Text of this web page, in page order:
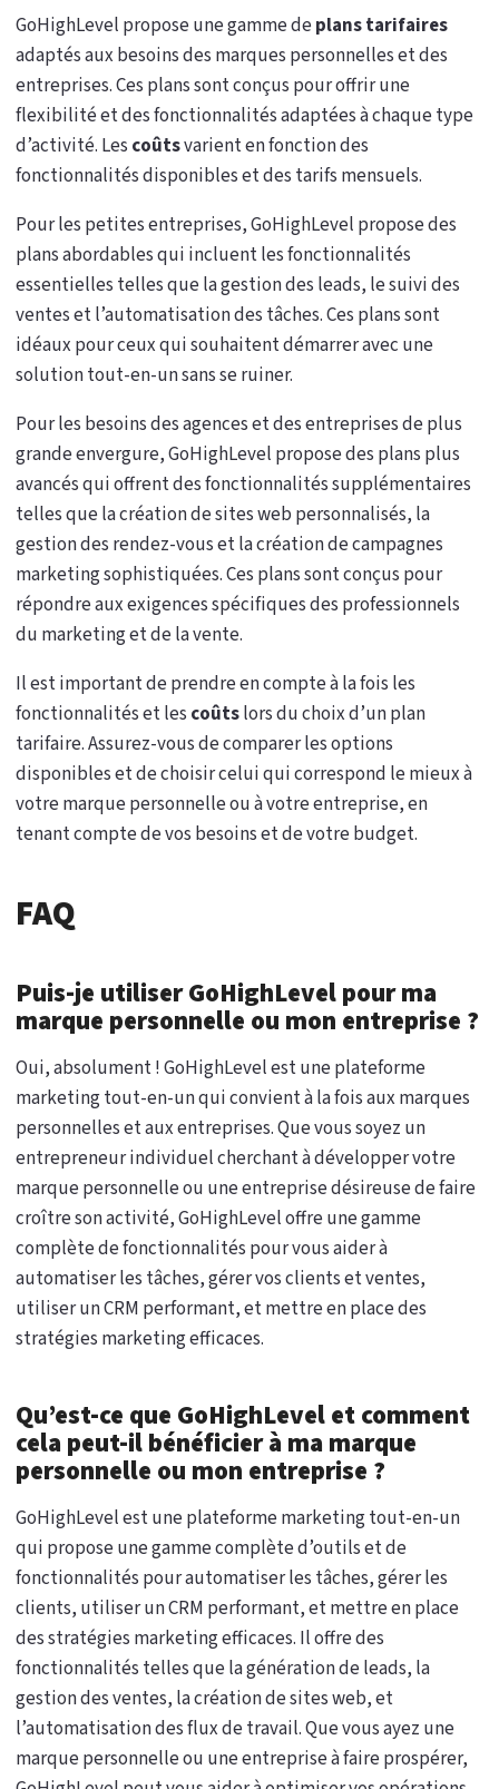
GoHighLevel propose une gamme deplans tarifaires
adaptés aux besoins des marques personnelles et des
entreprises. Ces plans sont conçus pour offrir une
flexibilité et des fonctionnalités adaptées à chaque type
d’activité. Les coûtsvarient en fonction des
fonctionnalités disponibles et des tarifs mensuels.
Pour les petites entreprises, GoHighLevel propose des
plans abordables qui incluent les fonctionnalités
essentielles telles que la gestion des leads, le suivi des
ventes et l’automatisation des tâches. Ces plans sont
idéaux pour ceux qui souhaitent démarrer avec une
solution tout-en-un sans se ruiner.
Pour les besoins des agences et des entreprises de plus
grande envergure, GoHighLevel propose des plans plus
avancés qui offrent des fonctionnalités supplémentaires
telles que la création de sites web personnalisés, la
gestion des rendez-vous et la création de campagnes
marketing sophistiquées. Ces plans sont conçus pour
répondre aux exigences spécifiques des professionnels
du marketing et de la vente.
Il est important de prendre en compte à la fois les
fonctionnalités et les coûtslors du choix d’un plan
tarifaire. Assurez-vous de comparer les options
disponibles et de choisir celui qui correspond le mieux à
votre marque personnelle ou à votre entreprise, en
tenant compte de vos besoins et de votre budget.
FAQ
Puis-je utiliser GoHighLevel pour ma
marque personnelle ou mon entreprise ?
Oui, absolument ! GoHighLevel est une plateforme
marketing tout-en-un qui convient à la fois aux marques
personnelles et aux entreprises. Que vous soyez un
entrepreneur individuel cherchant à développer votre
marque personnelle ou une entreprise désireuse de faire
croître son activité, GoHighLevel offre une gamme
complète de fonctionnalités pour vous aider à
automatiser les tâches, gérer vos clients et ventes,
utiliser un CRM performant, et mettre en place des
stratégies marketing efficaces.
Qu’est-ce que GoHighLevel et comment
cela peut-il bénéficier à ma marque
personnelle ou mon entreprise ?
GoHighLevel est une plateforme marketing tout-en-un
qui propose une gamme complète d’outils et de
fonctionnalités pour automatiser les tâches, gérer les
clients, utiliser un CRM performant, et mettre en place
des stratégies marketing efficaces. Il offre des
fonctionnalités telles que la génération de leads, la
gestion des ventes, la création de sites web, et
l’automatisation des flux de travail. Que vous ayez une
marque personnelle ou une entreprise à faire prospérer,